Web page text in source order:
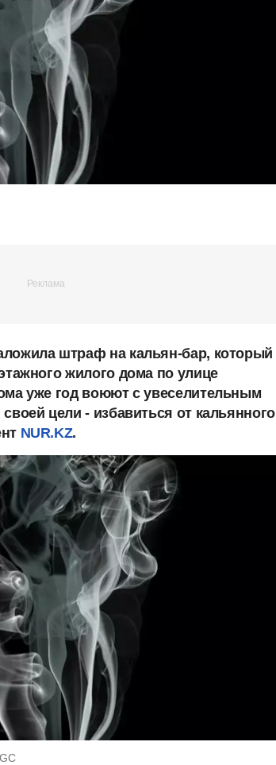
штраф на кальян-бар, который
жилого дома по улице
уже год воюют с увеселительным
цели - избавиться от кальянного
NUR.KZ.